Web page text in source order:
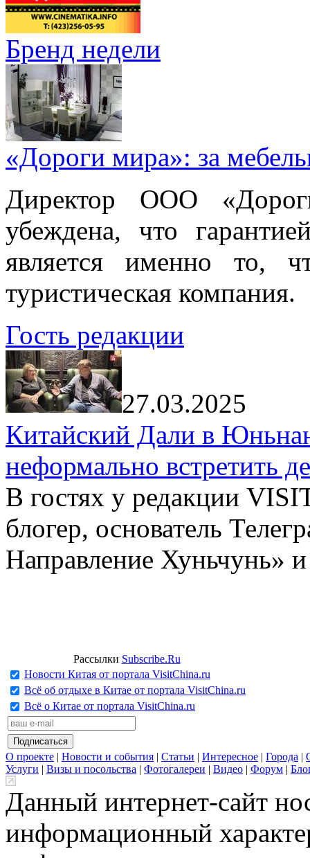
Бренд недели
«Дороги мира»: за
Директор ООО
убеждена, что
является именно то,
туристическая компания.
Гость редакции
27.03.2025
Китайский Дали в
неформально встретить
В гостях у редакции
блогер, основатель
Направление Хуньчунь»
Рассылки Subscribe.Ru
Новости Китая от портала VisitChina.ru
Всё об отдыхе в Китае от портала VisitChina.ru
Всё о Китае от портала VisitChina.ru
О проекте | Новости и события | Статьи | Интересное | Города |
Услуги | Визы и посольства | Фотогалереи | Видео | Форум |
Данный интернет-сайт
информационный